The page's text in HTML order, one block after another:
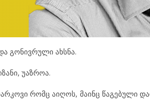
გონივრული ახსნა.
უაზროა.
რომც აიღოს, მაინც წაგებული